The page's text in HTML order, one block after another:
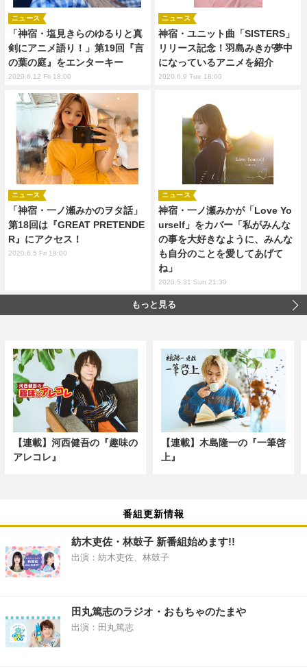
「神宿・塩見きらのゆるりと真
剣にアニメ語り！」第19回『言
の葉の庭』をエンターキー
ニュース
2020.6.12 Fri 18:00
神宿・ユニット曲「SISTERS」
リリース記念！羽島みきが夢中
になっているアニメを紹介
ニュース
2020.6.9 Tue 18:00
「神宿・一ノ瀬みかのヲタ話」
第18回は『GREAT PRETENDE
R』にアクセス！
ニュース
2020.6.5 Fri 18:00
神宿・一ノ瀬みかが「Love Yo
urself」をカバー「私がみんな
の事を大好きなように、みんな
も自分のことを愛してあげて
ね」
ニュース
2020.5.31 Sun 21:30
もっと見る
【連載】河西健吾の『趣味の
アレコレ』
【連載】木島隆一の『一筆啓
上』
番組更新情報
紡木吏佐・林鼓子 新番組始めます!!
出演：紡木吏佐、林鼓子
田丸篤志のラジオ・おもちゃのたまや
出演：田丸篤志